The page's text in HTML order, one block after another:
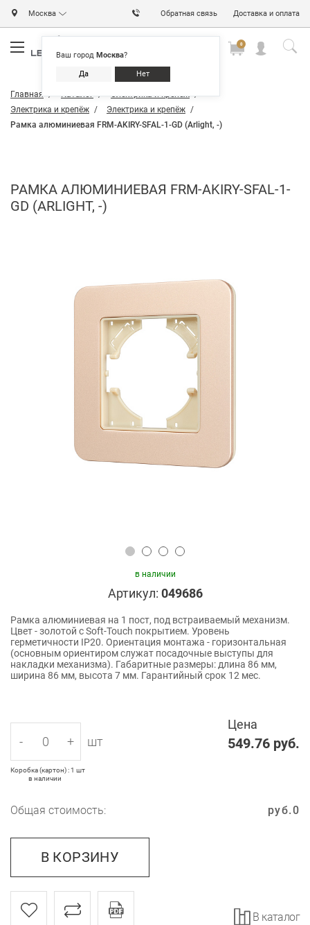
Москва
Ваш город Москва?
Да Нет
Обратная связь Доставка и оплата
0
Главная Каталог
Электрика и крепёж
Электрика и крепёж
Электрика и крепёж
Рамка алюминиевая FRM-AKIRY-SFAL-1-GD (Arlight, -)
РАМКА АЛЮМИНИЕВАЯ FRM-AKIRY-SFAL-1-
GD (ARLIGHT, -)
в наличии
Артикул: 049686
Рамка алюминиевая на 1 пост, под встраиваемый механизм.
Цвет - золотой с Soft-Touch покрытием. Уровень
герметичности IP20. Ориентация монтажа - горизонтальная
(основным ориентиром служат посадочные выступы для
накладки механизма). Габаритные размеры: длина 86 мм,
ширина 86 мм, высота 7 мм. Гарантийный срок 12 мес.
Цена
549.76 руб.
- + шт
Коробка (картон) : 1 шт
в наличии
Общая стоимость: 0
руб.
В КОРЗИНУ
В каталог